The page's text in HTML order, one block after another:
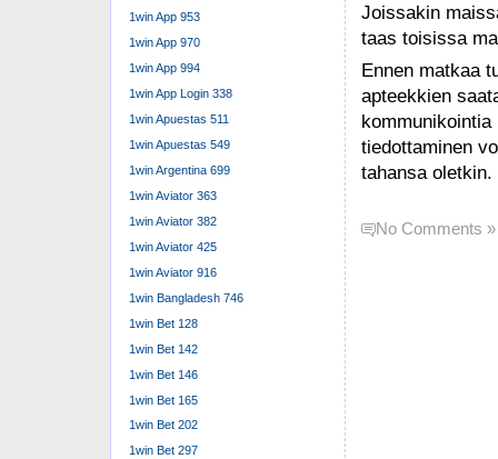
Joissakin
taas toisissa
Ennen matkaa
apteekkien
tiedottaminen
tahansa oletkin.
No Comments »
1win App 953
1win App 970
1win App 994
1win App Login 338
1win Apuestas 511
1win Apuestas 549
1win Argentina 699
1win Aviator 363
1win Aviator 382
1win Aviator 425
1win Aviator 916
1win Bangladesh 746
1win Bet 128
1win Bet 142
1win Bet 146
1win Bet 165
1win Bet 202
1win Bet 297